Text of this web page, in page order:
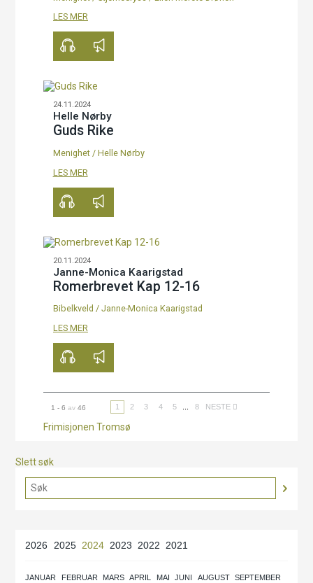
00:00
LES MER
24.11.2024
Helle Nørby
Guds Rike
Menighet/ Helle Nørby
LES MER
20.11.2024
Janne-Monica Kaarigstad
Romerbrevet Kap 12-16
Bibelkveld / Janne-Monica Kaarigstad
LES MER
1 - 6 av46 1 2 3 4 5 8 NESTE
Frimisjonen Tromsø
Slett søk
2026 2025 2024 2023 2022 2021
JANUAR FEBRUAR MARS APRIL MAI JUNI AUGUST
SEPTEMBER